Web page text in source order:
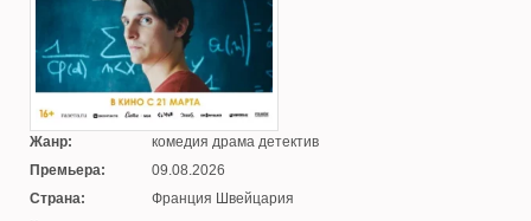
Жанр:
комедия драма детектив
Премьера:
09.08.2026
Страна:
Франция Швейцария